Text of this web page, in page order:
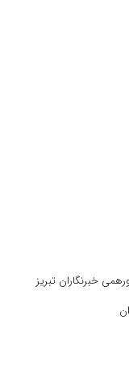
خبرنگاران تبریز